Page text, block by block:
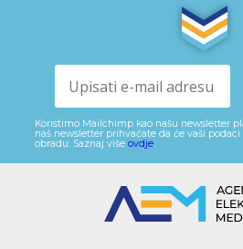
Koristimo Mailchimp kao našu newsletter
naš newsletter prihvaćate da će vaši
obradu. Saznaj više ovdje.